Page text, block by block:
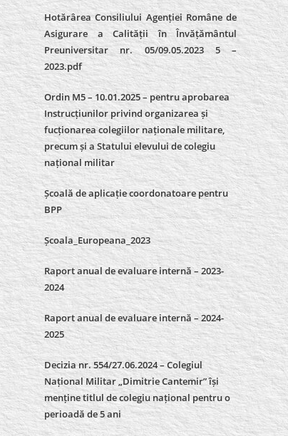
Hotărârea Consiliului Agenției Române de
Asigurare a Calității în Învățământul
Preuniversitar nr. 05/09.05.2023 5 –
2023.pdf
Ordin M5 – 10.01.2025 – pentru aprobarea
Instrucțiunilor privind organizarea și
fucționarea colegiilor naționale militare,
precum și a Statului elevului de colegiu
național militar
Școală de aplicație coordonatoare pentru
BPP
Școala_Europeana_2023
Raport anual de evaluare internă – 2023-
2024
Raport anual de evaluare internă –2024-
2025
Decizia nr. 554/27.06.2024 – Colegiul
Național Militar „Dimitrie Cantemir” își
menține titlul de colegiu național pentru o
perioadă de 5 ani